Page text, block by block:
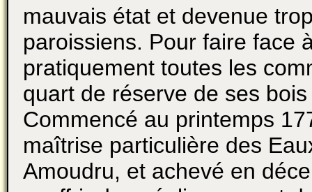
mauvais état et devenue
paroissiens. Pour faire face
pratiquement toutes les
quart de réserve de ses
Commencé au printemps
maîtrise particulière des
Amoudru, et achevé en